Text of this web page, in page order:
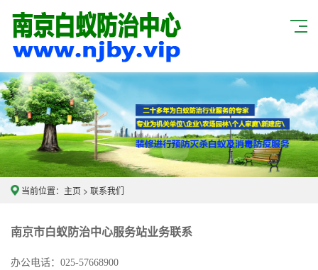
当前位置： 主页 > 联系我们
南京市白蚁防治中心服务站业务联系
办公电话：025-57668900